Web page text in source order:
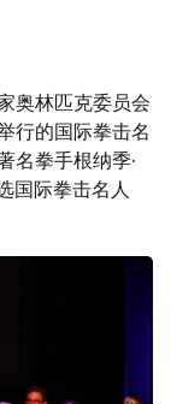
奥林匹克委员会
行的国际拳击名
名拳手根纳季·
国际拳击名人